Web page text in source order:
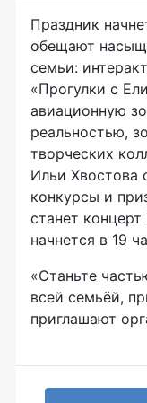
Праздник
обещают
семьи:
«Прогулки с
авиационную
реальностью,
творческих
Ильи Хвостова
конкурсы и
станет
начнется в 19
«Станьте
всей семьёй,
приглашают